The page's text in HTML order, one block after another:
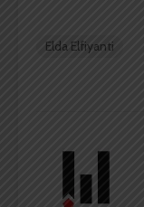
Elda Elfiyanti